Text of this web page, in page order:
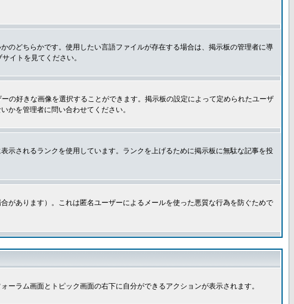
のどちらかです。使用したい言語ファイルが存在する場合は、掲示板の管理者に導
イトを見てください。
の好きな画像を選択することができます。掲示板の設定によって定められたユーザ
かを管理者に問い合わせてください。
示されるランクを使用しています。ランクを上げるために掲示板に無駄な記事を投
があります）。これは匿名ユーザーによるメールを使った悪質な行為を防ぐためで
ラム画面とトピック画面の右下に自分ができるアクションが表示されます。